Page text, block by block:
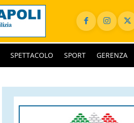
SPETTACOLO SPORT GERENZA